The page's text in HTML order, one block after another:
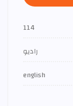
114
راديو
english